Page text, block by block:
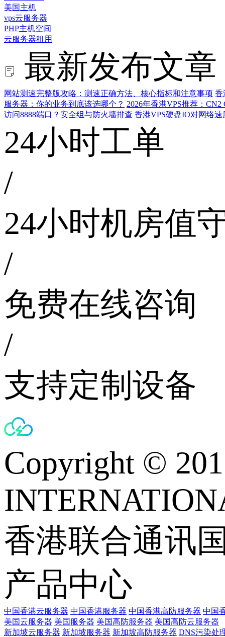
美国主机
vps云服务器
PHP主机空间
云服务器租用
最新发布文章
网站测速完整版攻略：测速正确方法、核心指标和注意事项 香
服务器：你的业务到底该选哪个？ 2026年香港VPS推荐：
访问8888端口？安全组与防火墙排查 香港VPS硬盘IO对网络
24小时工单
/
24小时机房值
/
免费在线咨询
/
支持定制设备
Copyright ©
香港联合通讯
产品中心
中国香港云服务器 中国香港服务器 中国香港高防服务器 中国
美国云服务器 美国服务器 美国高防服务器 美国高防云服务器
新加坡云服务器 新加坡服务器 新加坡高防服务器 DNS污染处